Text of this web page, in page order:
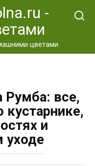
-
цветами
Румба: все,
кустарнике,
и
уходе